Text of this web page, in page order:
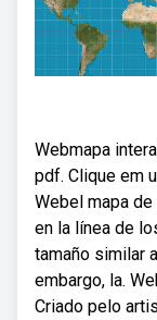
Webmapa
pdf. Clique em
Webel mapa
en la línea de
tamaño similar
embargo, la.
Criado pelo